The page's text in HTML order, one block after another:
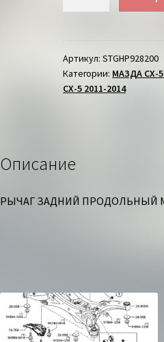
ПРОДОЛЬНЫЙ
ПРАВЫЙ
МАЗДА
Артикул:STGHP928200
Категории: МАЗДА СХ-5
СХ-5 2011-2014
Описание
РЫЧАГ ЗАДНИЙ ПРОДОЛЬНЫЙ